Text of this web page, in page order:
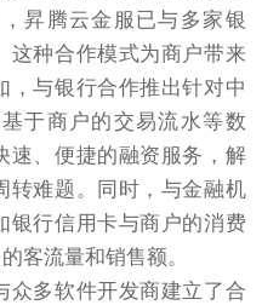
昇腾云金服已与多家银
这种合作模式为商户带来
，与银行合作推出针对中
于商户的交易流水等数
速、便捷的融资服务，解
转难题。同时，与金融机
银行信用卡与商户的消费
客流量和销售额。​
众多软件开发商建立了合